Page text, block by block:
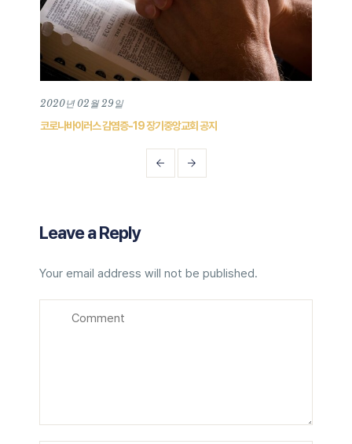
2020년 02월 29일
코로나바이러스 감염증-19 장기중앙교회 공지
Leave a Reply
Your email address will not be published.